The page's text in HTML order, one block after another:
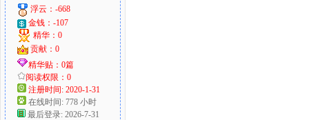
浮云：-668
金钱：-107
精华：0
贡献：0
精华贴：0篇
阅读权限：0
注册时间: 2020-1-31
在线时间: 778 小时
最后登录: 2026-7-31